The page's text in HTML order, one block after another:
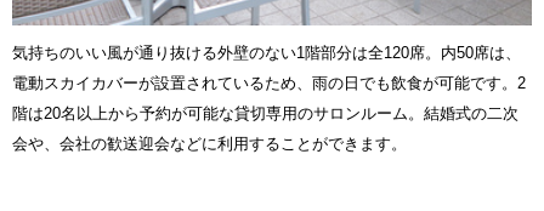
気持ちのいい風が通り抜ける外壁のない1階部分は全120席。内50席は、
電動スカイカバーが設置されているため、雨の日でも飲食が可能です。2
階は20名以上から予約が可能な貸切専用のサロンルーム。結婚式の二次
会や、会社の歓送迎会などに利用することができます。